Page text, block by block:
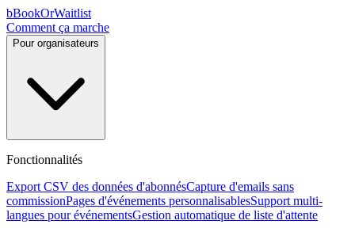
bBookOrWaitlist
Comment ça marche
Pour organisateurs
Fonctionnalités
Export CSV des données d'abonnésCapture d'emails sans
commissionPages d'événements personnalisablesSupport multi-
langues pour événementsGestion automatique de liste d'attente